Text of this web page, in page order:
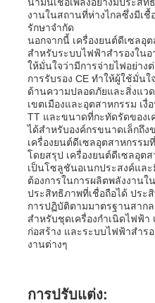
งานในสถานที่ห่างไกลซึ่งมีเชื้
รักษาจำกัด
นอกจากนี้ เครื่องยนต์ดีเซลอุ
สำหรับระบบไฟฟ้าสำรองใน
ให้มั่นใจว่ามีการจ่ายไฟอย่าง
การรับรอง CE ทำให้ผู้ใช้มั่น
ด้านความปลอดภัยและสิ่งแว
เขตเมืองและอุตสาหกรรม เ
TT และขนาดที่กะทัดรัดของเ
ได้สำหรับองค์กรขนาดเล็กถึง
เครื่องยนต์ดีเซลอุตสาหกรร
โดยสรุป เครื่องยนต์ดีเซลอุตส
เป็นโซลูชันอเนกประสงค์แล
ต้องการในการผลิตพลังงานใ
ประสิทธิภาพที่เชื่อถือได้ ประ
การปฏิบัติตามมาตรฐานสากล
สำหรับชุดเครื่องกำเนิดไฟฟ้า
ก่อสร้าง และระบบไฟฟ้าสำร
งานต่างๆ
การปรับแต่ง: